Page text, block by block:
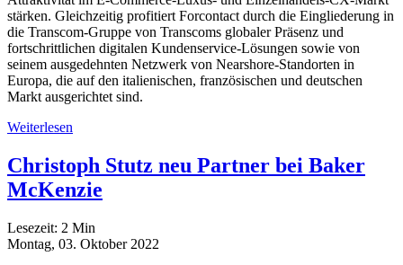
stärken. Gleichzeitig profitiert Forcontact durch die Eingliederung in
die Transcom-Gruppe von Transcoms globaler Präsenz und
fortschrittlichen digitalen Kundenservice-Lösungen sowie von
seinem ausgedehnten Netzwerk von Nearshore-Standorten in
Europa, die auf den italienischen, französischen und deutschen
Markt ausgerichtet sind.
Weiterlesen
Christoph Stutz neu Partner bei Baker
McKenzie
Lesezeit: 2 Min
Montag, 03. Oktober 2022